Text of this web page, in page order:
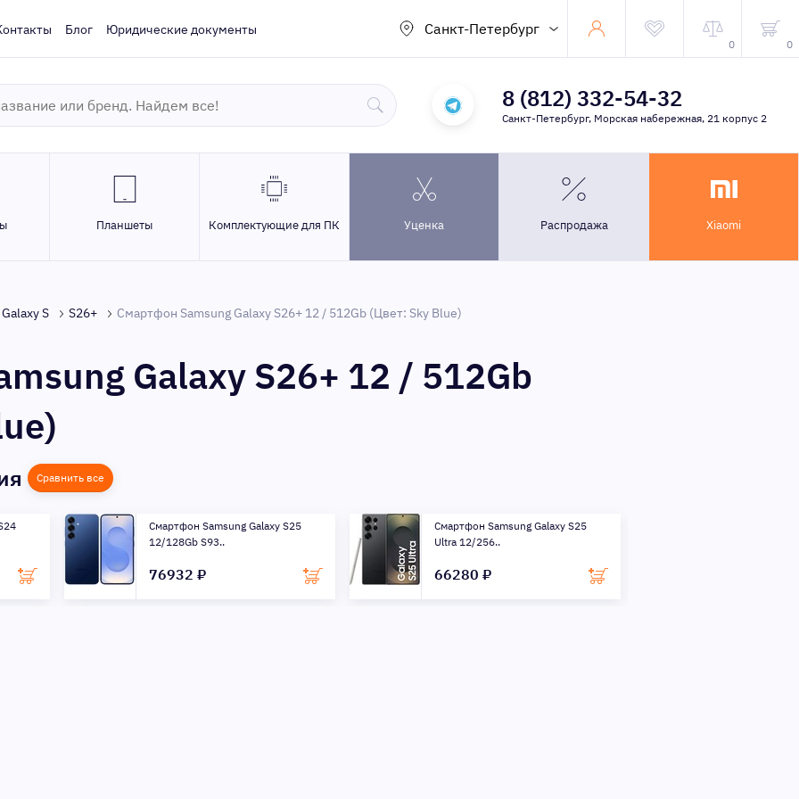
Блог Юридические документы Санкт-Петербург
0 0
8 (812) 332-54-32
Санкт-Петербург, Морская набережная, 21 корпус 2
Планшеты Комплектующие для ПК Уценка Распродажа Xiaomi
Galaxy S S26+ Смартфон Samsung Galaxy S26+ 12 / 512Gb (Цвет: Sky Blue)
Galaxy S26+ 12 / 512Gb
Сравнить все
Смартфон Samsung Galaxy S25
12/128Gb S93..
76932 ₽
Смартфон Samsung Galaxy S25
Ultra 12/256..
66280 ₽